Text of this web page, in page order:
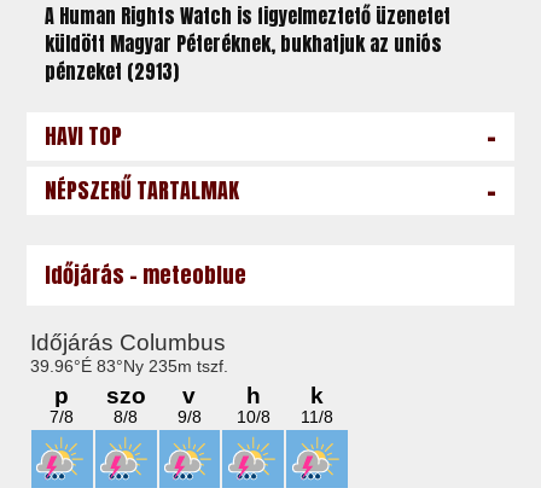
A Human Rights Watch is figyelmeztető üzenetet
küldött Magyar Péteréknek, bukhatjuk az uniós
pénzeket (2913)
HAVI TOP -
NÉPSZERŰ TARTALMAK -
Időjárás - meteoblue